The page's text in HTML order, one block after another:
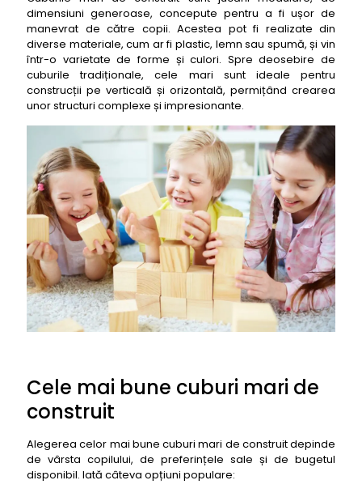
Building Blocks
4. Cuburi mari de construit din spumă SoftZone Big
Blocks
5. Cuburi mari de construit magnetice Magna-Tiles
Builder Set
6. Cuburi mari de construit Pilsan Giant Blocks
7. Cuburi mari de construit Ecoiffier Abrick Maxi
Blocks
8. Cuburi mari de construit Wader Gigant Blocks
9. Cuburi mari de construit Androni Giocattoli Maxi
Cubes
10. Cuburi mari de construit Molto Blocks Maxi
11. Cuburi mari de construit Fisher-Price Giant Rock-
a-Stack
12. Cuburi mari de construit Clementoni Clemmy
Plus Soft Blocks
13. Cuburi mari de construit Quercetti Pixel Blocks
Construction Set
15. Cuburi mari de construit Hape Master Builder
Set
16. Cuburi mari de construit Plan Toys Creative
Blocks
17. Cuburi mari de construit Melissa & Doug Deluxe
dimensiuni generoase, concepute pentru a fi ușor de
manevrat de către copii. Acestea pot fi realizate din
diverse materiale, cum ar fi plastic, lemn sau spumă, și vin
într-o varietate de forme și culori. Spre deosebire de
cuburile tradiționale, cele mari sunt ideale pentru
construcții pe verticală și orizontală, permițând crearea
unor structuri complexe și impresionante.
Cele mai bune cuburi mari de
construit
Alegerea celor mai bune cuburi mari de construit depinde
de vârsta copilului, de preferințele sale și de bugetul
disponibil. Iată câteva opțiuni populare: